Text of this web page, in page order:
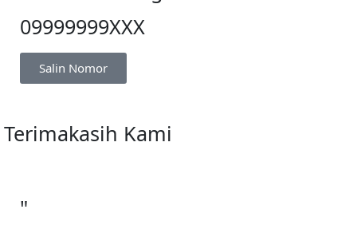
09999999XXX
Salin Nomor
Terimakasih Kami
"